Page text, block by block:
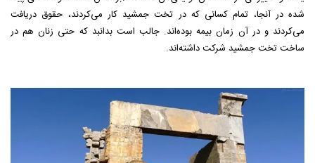
شده در آنجا، تمام کسانی که در تخت جمشید کار می‌کردند، حقوق دریافت
می‌کردند و در آن زمان بیمه بوده‌اند. جالب است بدانبد که حتی زنان هم در
ساخت تخت جمشید شرکت داشته‌اند.